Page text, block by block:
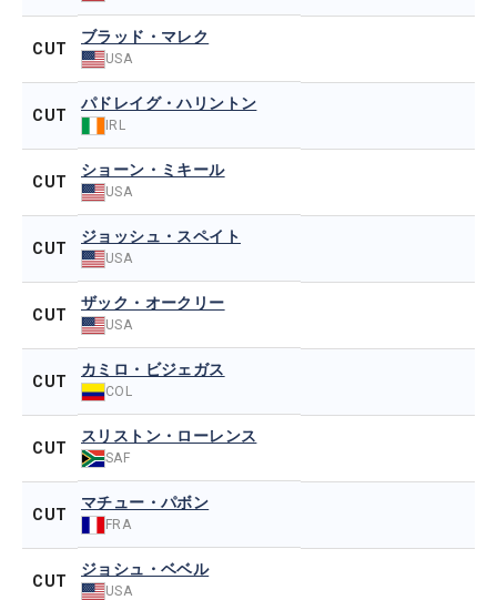
CUT
ブラッド・マレク
USA
CUT
パドレイグ・ハリントン
IRL
CUT
ショーン・ミキール
USA
CUT
ジョッシュ・スペイト
USA
CUT
ザック・オークリー
USA
CUT
カミロ・ビジェガス
COL
CUT
スリストン・ローレンス
SAF
CUT
マチュー・パボン
FRA
CUT
ジョシュ・ベベル
USA